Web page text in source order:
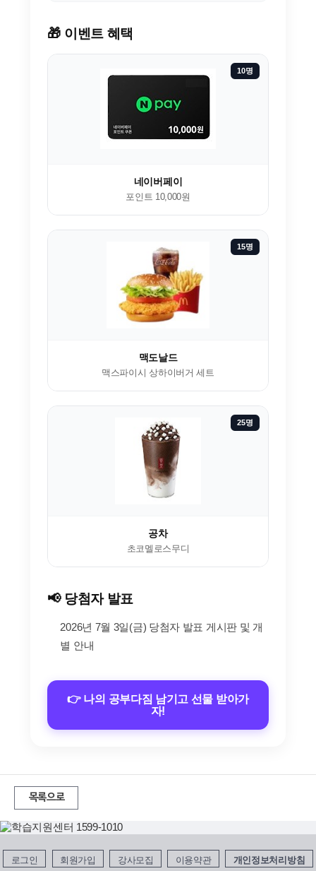
🎁 이벤트 혜택
10명
네이버페이
포인트 10,000원
15명
맥도날드
맥스파이시 상하이버거 세트
25명
공차
초코멜로스무디
📢 당첨자 발표
2026년 7월 3일(금) 당첨자 발표 게시판 및 개
별 안내
👉 나의 공부다짐 남기고 선물 받아가
자!
목록으로
로그인 회원가입 강사모집 이용약관 개인정보처리방침